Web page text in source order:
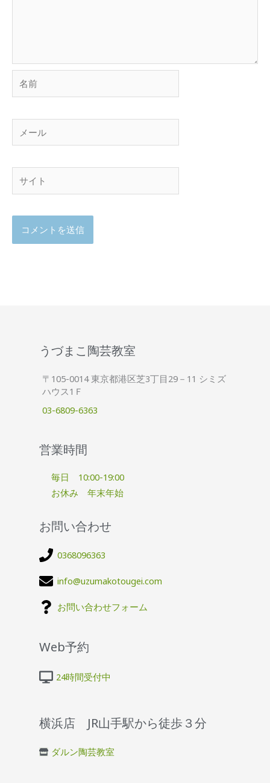
前
ー
ル
ト
うづまこ陶芸教室
〒105-0014 東京都港区芝3丁目29－11 シミズ
ハウス1Ｆ
03-6809-6363
営業時間
毎日 10:00-19:00
お休み 年末年始
お問い合わせ
0368096363
info@uzumakotougei.com
お問い合わせフォーム
Web予約
24時間受付中
横浜店 JR山手駅から徒歩３分
ダルン陶芸教室